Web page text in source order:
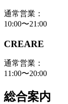
通常営業：
10:00〜21:00
CREARE
通常営業：
11:00〜20:00
総合案内